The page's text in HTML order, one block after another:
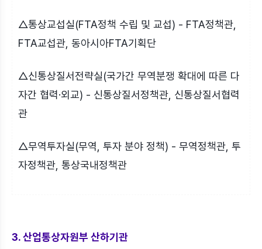
△통상교섭실(FTA정책 수립 및 교섭) - FTA정책관,
FTA교섭관, 동아시아FTA기획단
△신통상질서전략실(국가간 무역분쟁 확대에 따른 다
자간 협력·외교) - 신통상질서정책관, 신통상질서협력
관
△무역투자실(무역, 투자 분야 정책) - 무역정책관, 투
자정책관, 통상국내정책관
3. 산업통상자원부 산하기관